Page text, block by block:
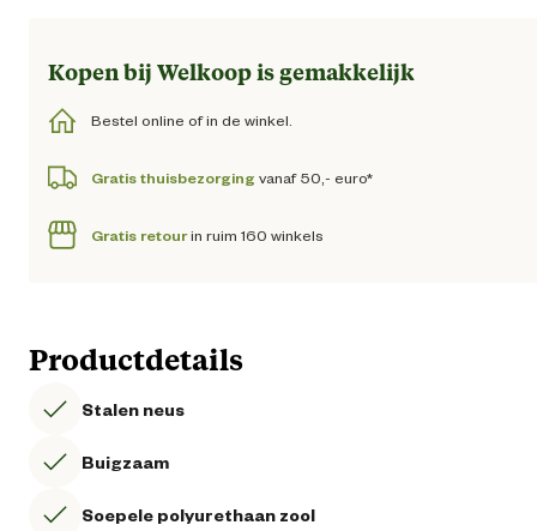
Kopen bij Welkoop is gemakkelijk
Bestel online of in de winkel.
Gratis thuisbezorging vanaf 50,- euro*
Gratis retourin ruim 160 winkels
Productdetails
Stalen neus
Buigzaam
Soepele polyurethaan zool